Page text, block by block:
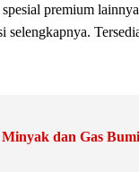
premium
selengkapnya.
dan Gas